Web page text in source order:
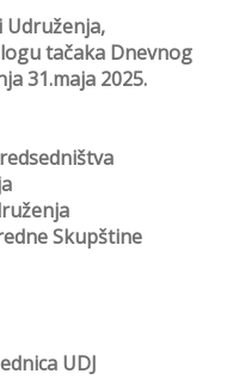
Udruženja,
tačaka Dnevnog
31.maja 2025.
Skupštine
UDJ